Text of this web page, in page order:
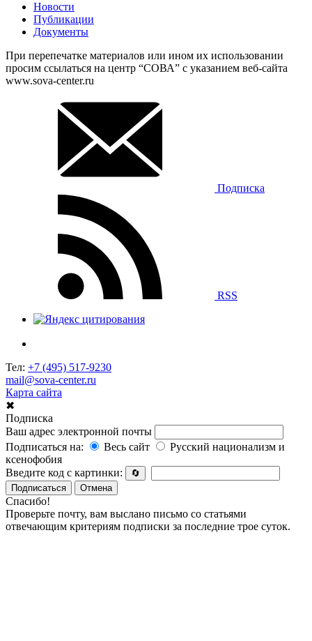
Новости
Публикации
Документы
При перепечатке материалов или ином их использовании
просим ссылаться на центр “СОВА” с указанием веб-сайта
www.sova-center.ru
Подписка
RSS
Тел: +7 (495) 517-9230
mail@sova-center.ru
Карта сайта
✖
Подписка
Ваш адрес электронной почты
Подписаться на:
Весь сайт
Русский национализм и
ксенофобия
Введите код с картинки:
🔄
Подписаться
Отмена
Спасибо!
Проверьте почту, вам выслано письмо со статьями
отвечающим критериям подписки за последние трое суток.